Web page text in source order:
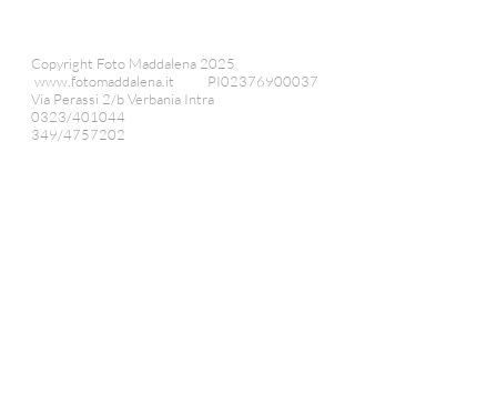
Copyright Foto Maddalena 2025
www.fotomaddalena.it PI02376900037
Via Perassi 2/b Verbania Intra
0323/401044
349/4757202